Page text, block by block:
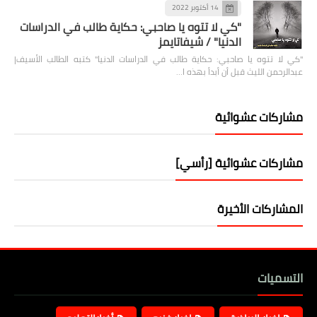
14 أكتوبر 2022
"كي لا تتوه يا صاحبي: حكاية طالب في الدراسات
الدنيا" / شيفاتايمز
"كي لا تتوه يا صاحبي: حكاية طالب في الدراسات الدنيا" كتبه الطالب الأسيف|
عبدالرحمن الليث قبل أن أبدأ بهذه ا…
مشاركات عشوائية
مشاركات عشوائية [رأسي]
المشاركات الأخيرة
التسميات